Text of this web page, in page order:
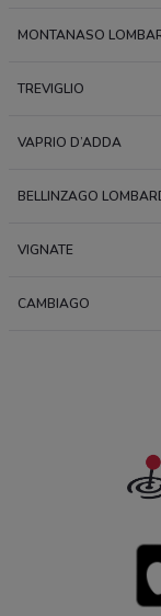
MONTANASO
TREVIGLIO
VAPRIO D’ADDA
BELLINZAGO
VIGNATE
CAMBIAGO